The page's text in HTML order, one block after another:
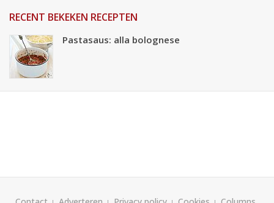
RECENT BEKEKEN RECEPTEN
Pastasaus: alla bolognese